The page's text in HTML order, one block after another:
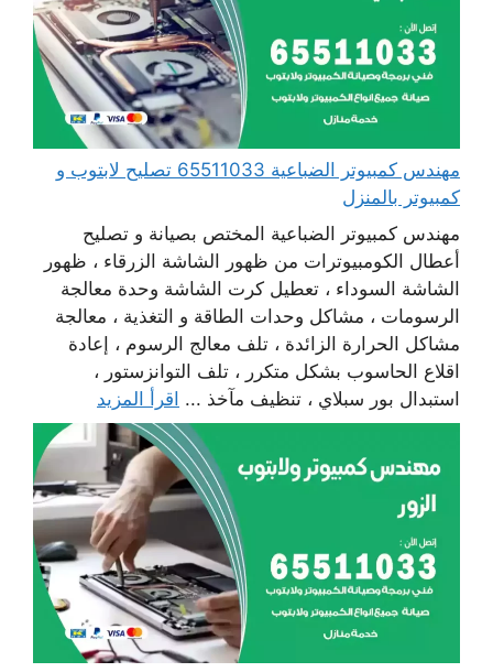
مهندس كمبيوتر الضباعية 65511033 تصليح لابتوب و
كمبيوتر بالمنزل
مهندس كمبيوتر الضباعية المختص بصيانة و تصليح
أعطال الكومبيوترات من ظهور الشاشة الزرقاء ، ظهور
الشاشة السوداء ، تعطيل كرت الشاشة وحدة معالجة
الرسومات ، مشاكل وحدات الطاقة و التغذية ، معالجة
مشاكل الحرارة الزائدة ، تلف معالج الرسوم ، إعادة
اقلاع الحاسوب بشكل متكرر ، تلف التوانزستور ،
استبدال بور سبلاي ، تنظيف مآخذ ... اقرأ المزيد